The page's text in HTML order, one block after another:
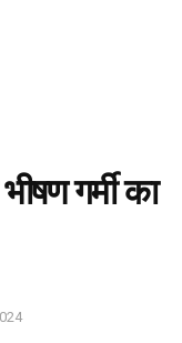
गर्मी का